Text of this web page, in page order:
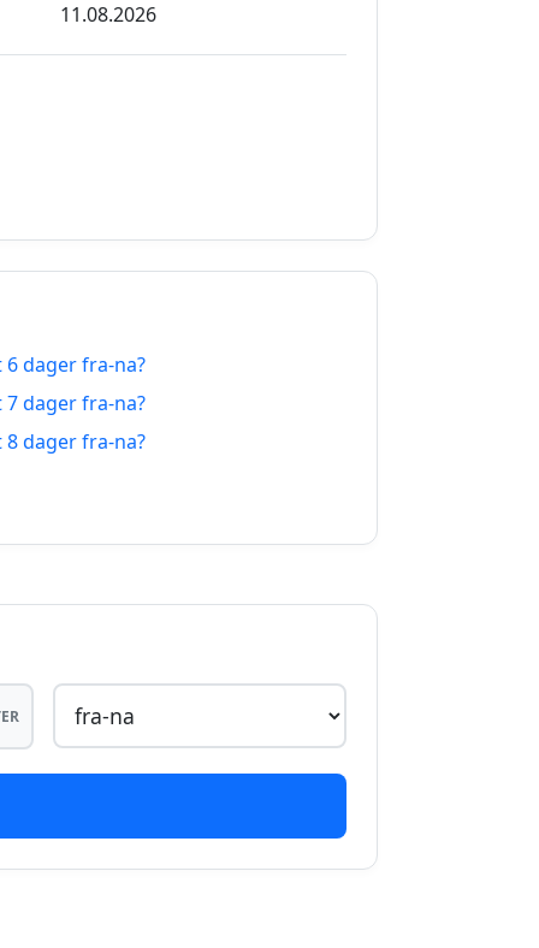
11.08.2026
16.08.2026
19.08.2026
21.08.2026
dager fra-na?
dager fra-na?
dager fra-na?